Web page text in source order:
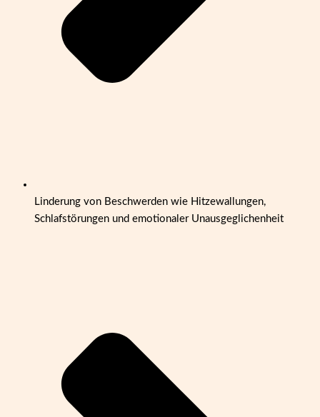
Linderung von Beschwerden wie Hitzewallungen,
Schlafstörungen und emotionaler Unausgeglichenheit